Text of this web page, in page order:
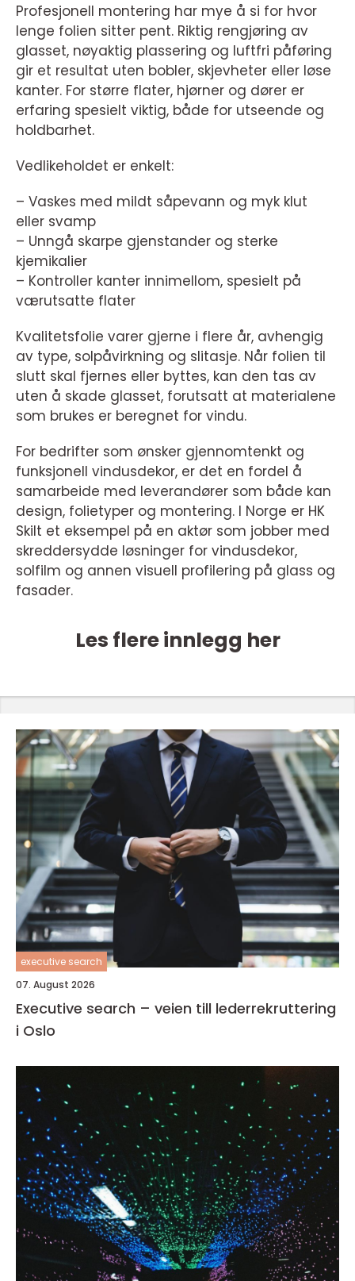
Profesjonell montering har mye å si for hvor
lenge folien sitter pent. Riktig rengjøring av
glasset, nøyaktig plassering og luftfri påføring
gir et resultat uten bobler, skjevheter eller løse
kanter. For større flater, hjørner og dører er
erfaring spesielt viktig, både for utseende og
holdbarhet.
Vedlikeholdet er enkelt:
– Vaskes med mildt såpevann og myk klut
eller svamp
– Unngå skarpe gjenstander og sterke
kjemikalier
– Kontroller kanter innimellom, spesielt på
værutsatte flater
Kvalitetsfolie varer gjerne i flere år, avhengig
av type, solpåvirkning og slitasje. Når folien til
slutt skal fjernes eller byttes, kan den tas av
uten å skade glasset, forutsatt at materialene
som brukes er beregnet for vindu.
For bedrifter som ønsker gjennomtenkt og
funksjonell vindusdekor, er det en fordel å
samarbeide med leverandører som både kan
design, folietyper og montering. I Norge er HK
Skilt et eksempel på en aktør som jobber med
skreddersydde løsninger for vindusdekor,
solfilm og annen visuell profilering på glass og
fasader.
Les flere innlegg her
executive search
07. August 2026
Executive search – veien till lederrekruttering
i Oslo